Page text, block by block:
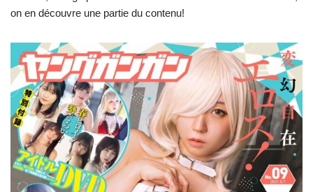
on en découvre une partie du contenu!